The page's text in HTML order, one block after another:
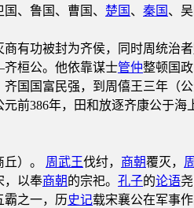
、鲁国、曹国、 楚国 、 秦国 、
商有功被封为齐侯，同时周统
桓公。他依靠谋士管仲整顿国
国国富民强，到周僖王三年
前386年，田和放逐齐康公于
）。 周武王伐纣， 商朝覆灭，
，以奉商朝的宗祀。 孔子的论语
霸之一，历史记载宋襄公在军事